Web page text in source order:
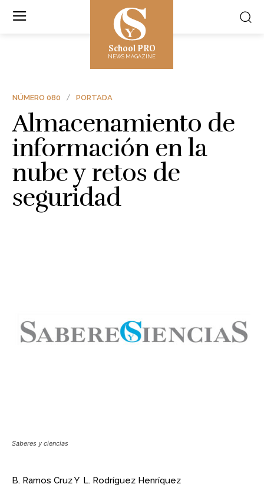
School PRO
NEWS MAGAZINE
NÚMERO 080 PORTADA
Almacenamiento de
información en la
nube y retos de
seguridad
Saberes y ciencias
B. Ramos CruzY L. Rodríguez Henríquez